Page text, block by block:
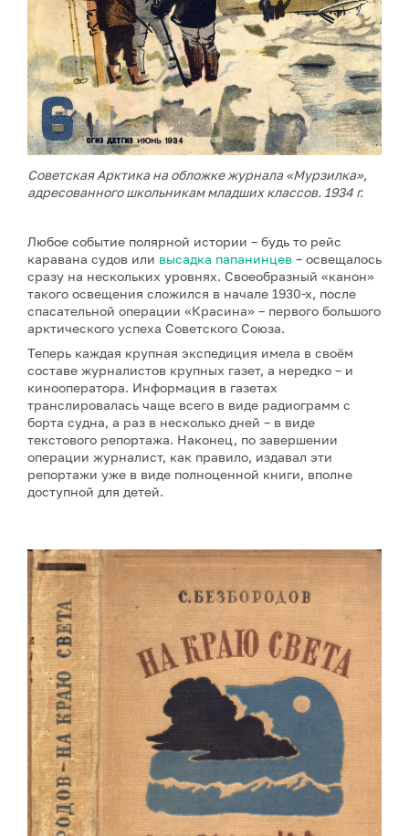
Советская Арктика на обложке журнала «Мурзилка»,
адресованного школьникам младших классов. 1934 г.
Любое событие полярной истории – будь то рейс
каравана судов или высадка папанинцев – освещалось
сразу на нескольких уровнях. Своеобразный «канон»
такого освещения сложился в начале 1930-х, после
спасательной операции «Красина» – первого большого
арктического успеха Советского Союза.
Теперь каждая крупная экспедиция имела в своём
составе журналистов крупных газет, а нередко – и
кинооператора. Информация в газетах
транслировалась чаще всего в виде радиограмм с
борта судна, а раз в несколько дней – в виде
текстового репортажа. Наконец, по завершении
операции журналист, как правило, издавал эти
репортажи уже в виде полноценной книги, вполне
доступной для детей.